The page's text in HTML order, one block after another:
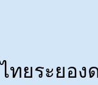
ทยระยอง